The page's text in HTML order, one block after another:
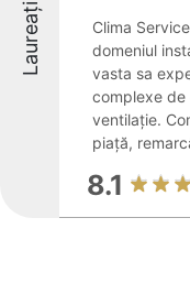
Laureați
Clima
domeniul
vasta sa
complexe de
ventilație.
piață,
8.1